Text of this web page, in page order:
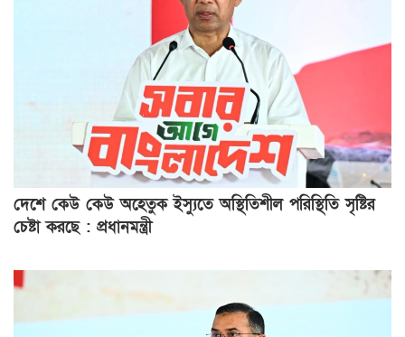
দেশে কেউ কেউ অহেতুক ইস্যুতে অস্থিতিশীল পরিস্থিতি সৃষ্টির
চেষ্টা করছে : প্রধানমন্ত্রী